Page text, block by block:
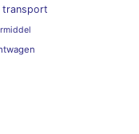
transport